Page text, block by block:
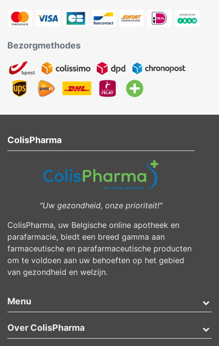
Bezorgmethodes
ColisPharma
"Uw gezondheid, onze prioriteit!"
ColisPharma, uw Belgische online apotheek en
parafarmacie, biedt een breed gamma aan
farmaceutische en parafarmaceutische producten
om te voldoen aan uw behoeften op het gebied
van gezondheid en welzijn.
Menu
Over ColisPharma